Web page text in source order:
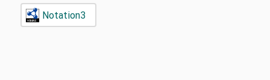
Notation3